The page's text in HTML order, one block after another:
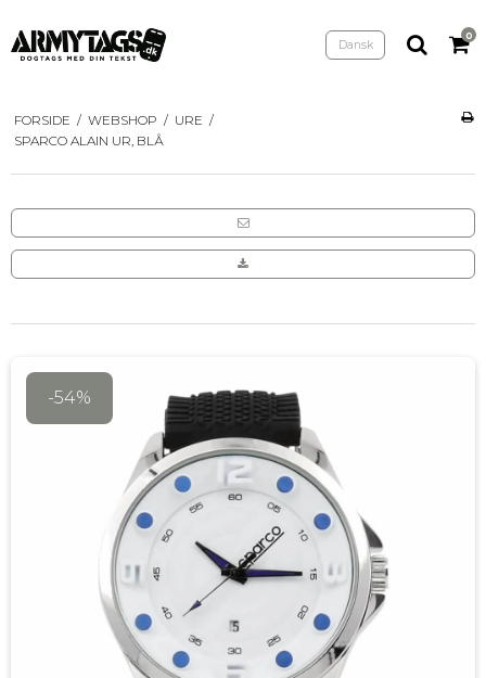
Dansk
0
FORSIDE / WEBSHOP / URE /
SPARCO ALAIN UR, BLÅ
-54%